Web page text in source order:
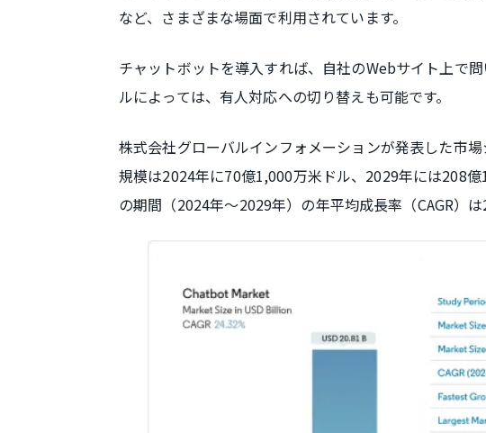
など、さまざまな場面で利用されています。
チャットボットを導入すれば、自社のWebサイト上で
ルによっては、有人対応への切り替えも可能です。
株式会社グローバルインフォメーションが発表した市
規模は2024年に70億1,000万米ドル、2029年には208
の期間（2024年〜2029年）の年平均成長率（CAGR）